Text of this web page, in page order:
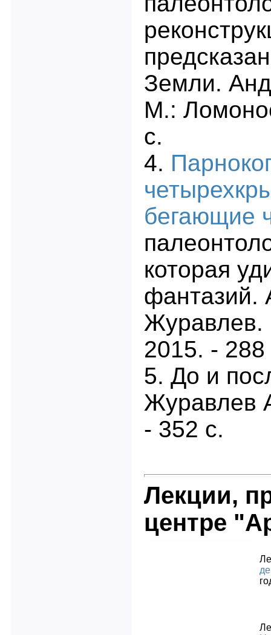
Земли.
М.:
с.
4.
бегающие
которая
фантазий.
2015. - 288
5. До и
Журавлев
- 352 c.
Лекции,
центре